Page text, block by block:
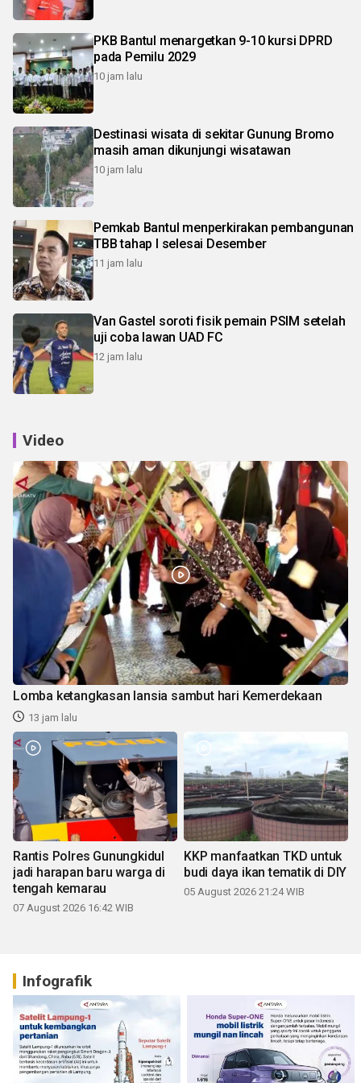
PKB Bantul menargetkan 9-10 kursi DPRD
pada Pemilu 2029
10 jam lalu
Destinasi wisata di sekitar Gunung Bromo
masih aman dikunjungi wisatawan
10 jam lalu
Pemkab Bantul menperkirakan pembangunan
TBB tahap I selesai Desember
11 jam lalu
Van Gastel soroti fisik pemain PSIM setelah
uji coba lawan UAD FC
12 jam lalu
Video
Lomba ketangkasan lansia sambut hari Kemerdekaan
13 jam lalu
Rantis Polres Gunungkidul
jadi harapan baru warga di
tengah kemarau
07 August 2026 16:42 WIB
KKP manfaatkan TKD untuk
budi daya ikan tematik di DIY
05 August 2026 21:24 WIB
Infografik